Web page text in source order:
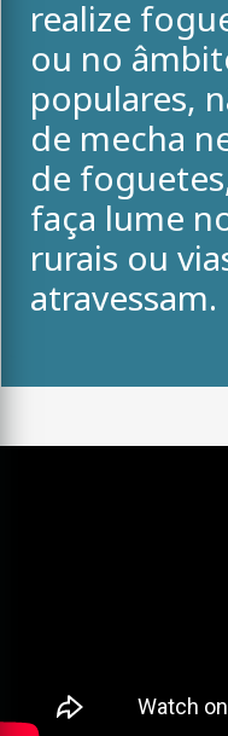
realize
ou no
populares,
de mecha
de
faça lume
rurais ou
atravessam.